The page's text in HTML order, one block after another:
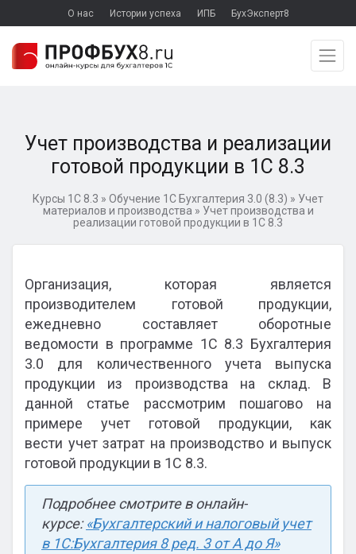
О нас Истории успеха ИПБ БухЭксперт8
Учет производства и реализации
готовой продукции в 1С 8.3
Курсы 1С 8.3 » Обучение 1С Бухгалтерия 3.0 (8.3) » Учет
материалов и производства » Учет производства и
реализации готовой продукции в 1С 8.3
Организация, которая является
производителем готовой продукции,
ежедневно составляет оборотные
ведомости в программе 1С 8.3 Бухгалтерия
3.0 для количественного учета выпуска
продукции из производства на склад. В
данной статье рассмотрим пошагово на
примере учет готовой продукции, как
вести учет затрат на производство и выпуск
готовой продукции в 1С 8.3.
Подробнее смотрите в онлайн-
курсе:«Бухгалтерский и налоговый учет
в 1С:Бухгалтерия 8 ред. 3 от А до Я»